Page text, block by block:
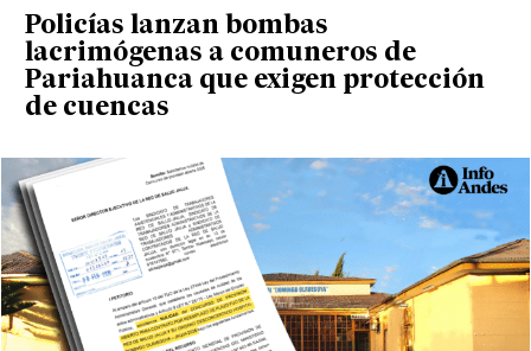
Policías lanzan bombas
lacrimógenas a comuneros de
Pariahuanca que exigen protección
de cuencas